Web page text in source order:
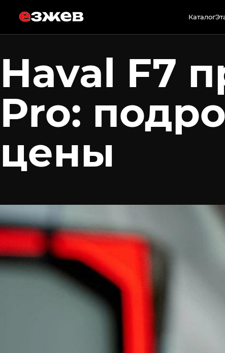
Каталог
13 мая 2026 г.
Haval F7
Pro:
цены